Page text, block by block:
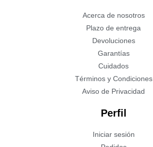
Acerca de nosotros
Plazo de entrega
Devoluciones
Garantías
Cuidados
Términos y Condiciones
Aviso de Privacidad
Perfil
Iniciar sesión